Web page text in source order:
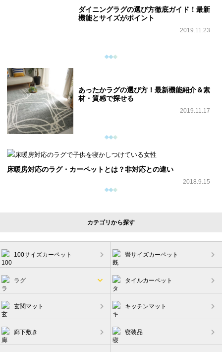
ダイニングラグの選び方徹底ガイド！最新
機能とサイズがポイント
2019.11.23
あったかラグの選び方！最新機能紹介＆素
材・質感で探せる
2019.11.17
床暖房対応のラグ・カーペットとは？非対応との違い
2018.9.15
カテゴリから探す
100サイズカーペット 畳サイズカーペット
ラグ タイルカーペット
玄関マット キッチンマット
廊下敷き 寝装品